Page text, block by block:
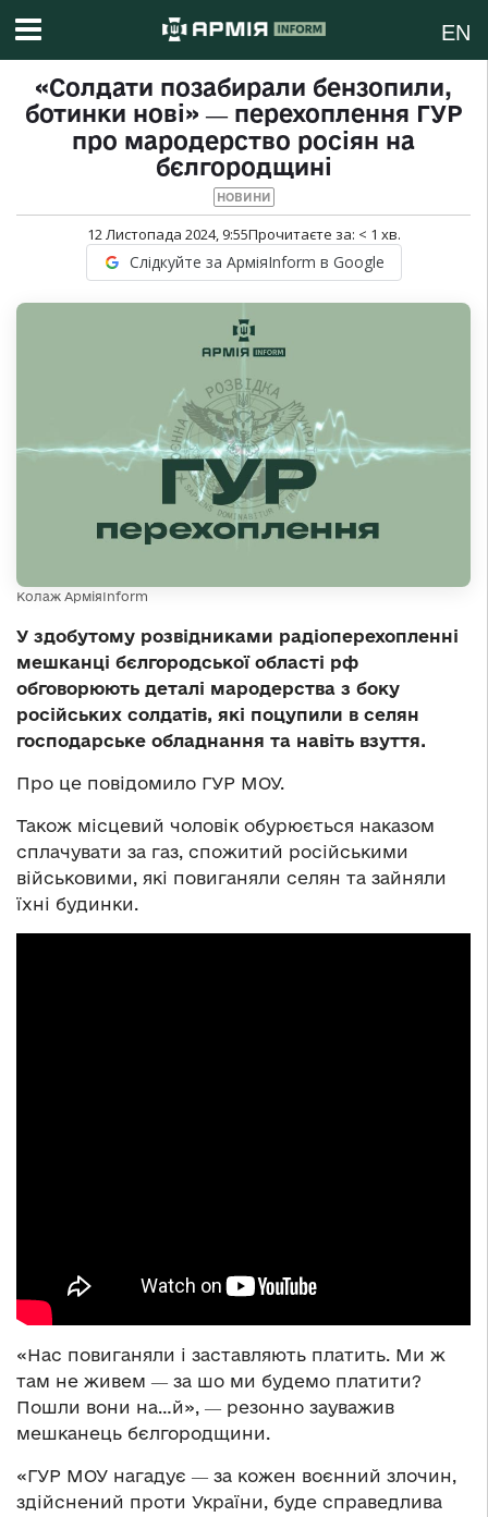
EN
«Солдати позабирали бензопили,
ботинки нові» ― перехоплення ГУР
про мародерство росіян на
бєлгородщині
НОВИНИ
12 Листопада 2024, 9:55Прочитаєте за: < 1 хв.
Слідкуйте за АрміяInform в Google
Колаж АрміяInform
У здобутому розвідниками радіоперехопленні
мешканці бєлгородської області рф
обговорюють деталі мародерства з боку
російських солдатів, які поцупили в селян
господарське обладнання та навіть взуття.
Про це повідомило ГУР МОУ.
Також місцевий чоловік обурюється наказом
сплачувати за газ, спожитий російськими
військовими, які повиганяли селян та зайняли
їхні будинки.
«Нас повиганяли і заставляють платить. Ми ж
там не живем ― за шо ми будемо платити?
Пошли вони на…й», ― резонно зауважив
мешканець бєлгородщини.
«ГУР МОУ нагадує ― за кожен воєнний злочин,
здійснений проти України, буде справедлива